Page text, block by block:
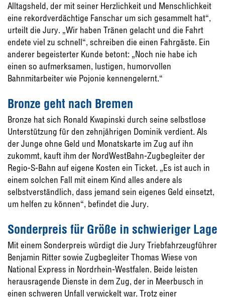
Alltagsheld, der mit seiner Herzlichkeit und Menschlichkeit
eine rekordverdächtige Fanschar um sich gesammelt hat“,
urteilt die Jury. „Wir haben Tränen gelacht und die Fahrt
endete viel zu schnell“, schreiben die einen Fahrgäste. Ein
anderer begeisterter Kunde betont: „Noch nie habe ich
einen so aufmerksamen, lustigen, humorvollen
Bahnmitarbeiter wie Pojonie kennengelernt.“
Bronze geht nach Bremen
Bronze hat sich Ronald Kwapinski durch seine selbstlose
Unterstützung für den zehnjährigen Dominik verdient. Als
der Junge ohne Geld und Monatskarte im Zug auf ihn
zukommt, kauft ihm der NordWestBahn-Zugbegleiter der
Regio-S-Bahn auf eigene Kosten ein Ticket. „Es ist auch in
einem solchen Fall mit einem Kind alles andere als
selbstverständlich, dass jemand sein eigenes Geld einsetzt,
um helfen zu können“, befindet die Jury.
Sonderpreis für Größe in schwieriger Lage
Mit einem Sonderpreis würdigt die Jury Triebfahrzeugführer
Benjamin Ritter sowie Zugbegleiter Thomas Wiese von
National Express in Nordrhein-Westfalen. Beide leisten
herausragende Dienste in dem Zug, der in Meerbusch in
einen schweren Unfall verwickelt war. Trotz einer